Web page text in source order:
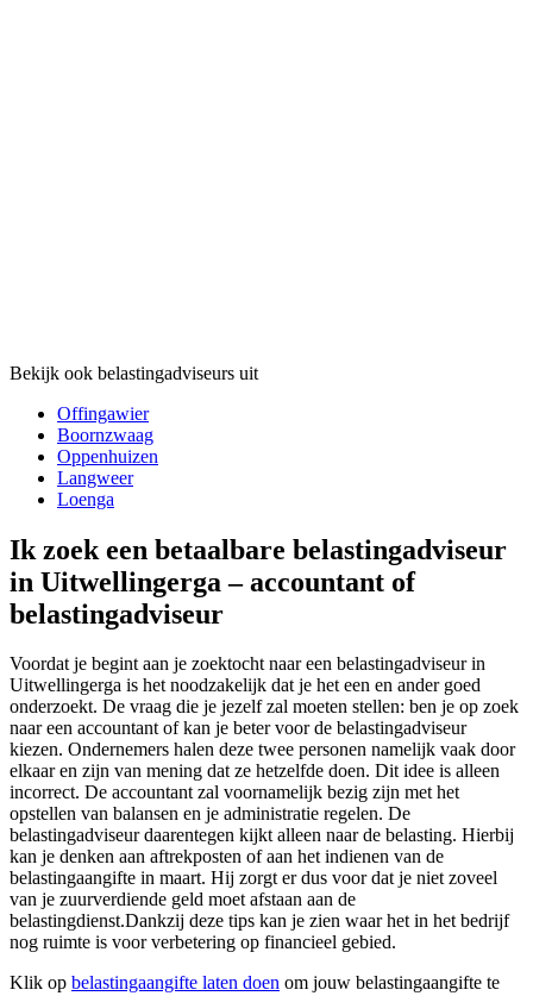
Bekijk ook belastingadviseurs uit
Offingawier
Boornzwaag
Oppenhuizen
Langweer
Loenga
Ik zoek een betaalbare belastingadviseur
in Uitwellingerga – accountant of
belastingadviseur
Voordat je begint aan je zoektocht naar een belastingadviseur in
Uitwellingerga is het noodzakelijk dat je het een en ander goed
onderzoekt. De vraag die je jezelf zal moeten stellen: ben je op zoek
naar een accountant of kan je beter voor de belastingadviseur
kiezen. Ondernemers halen deze twee personen namelijk vaak door
elkaar en zijn van mening dat ze hetzelfde doen. Dit idee is alleen
incorrect. De accountant zal voornamelijk bezig zijn met het
opstellen van balansen en je administratie regelen. De
belastingadviseur daarentegen kijkt alleen naar de belasting. Hierbij
kan je denken aan aftrekposten of aan het indienen van de
belastingaangifte in maart. Hij zorgt er dus voor dat je niet zoveel
van je zuurverdiende geld moet afstaan aan de
belastingdienst.Dankzij deze tips kan je zien waar het in het bedrijf
nog ruimte is voor verbetering op financieel gebied.
Klik op belastingaangifte laten doen om jouw belastingaangifte te